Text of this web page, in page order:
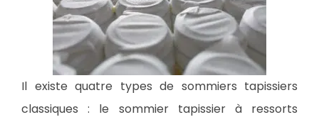
Il existe quatre types de sommiers tapissiers
classiques : le sommier tapissier à ressorts